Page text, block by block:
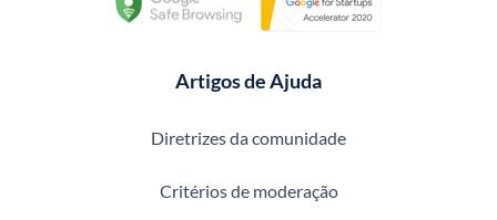
Artigos de Ajuda
Diretrizes da comunidade
Critérios de moderação